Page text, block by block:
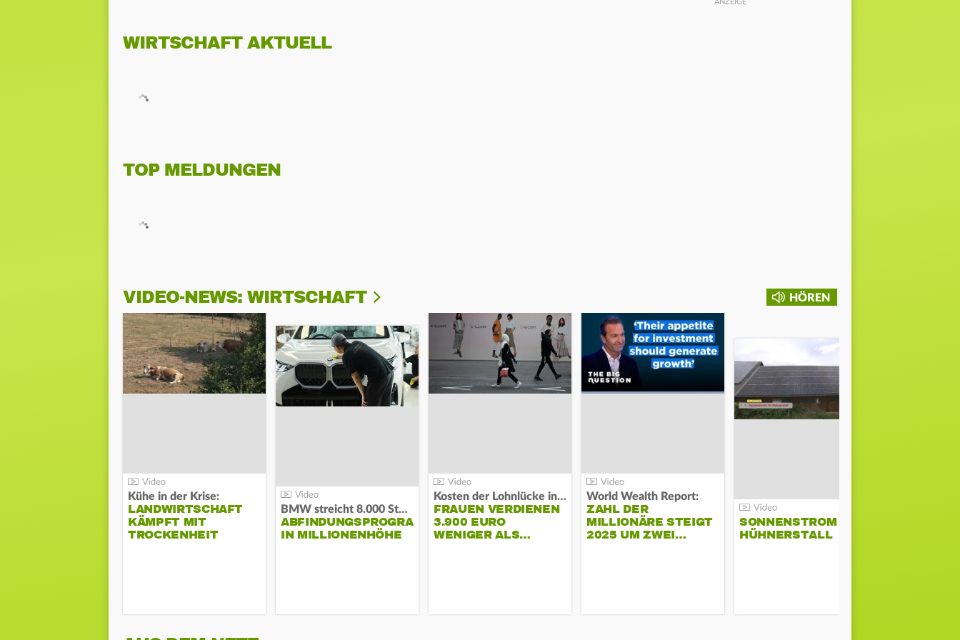
WIRTSCHAFT AKTUELL
TOP MELDUNGEN
HÖREN
VIDEO-NEWS: WIRTSCHAFT
Kühe in der Krise:
LANDWIRTSCHAFT
KÄMPFT MIT
TROCKENHEIT
BMW streicht 8.000 Stellen:
ABFINDUNGSPROGRAMM
IN MILLIONENHÖHE
Kosten der Lohnlücke in der EU:
FRAUEN VERDIENEN
3.900 EURO
WENIGER ALS…
World Wealth Report:
ZAHL DER
MILLIONÄRE STEIGT
2025 UM ZWEI…
SONNENSTROM IM
HÜHNERSTALL